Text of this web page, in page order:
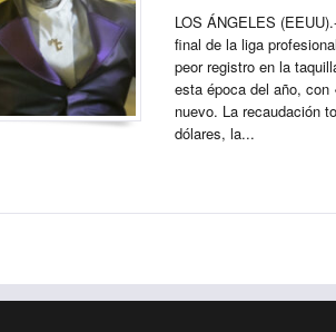
LOS ÁNGELES
final de la liga
peor registro en la
esta época del año,
nuevo. La recaudación
dólares, la...